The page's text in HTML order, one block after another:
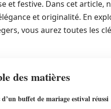
et festive. Dans cet
et originalité. En
vous aurez toutes les
des matières
d’un buffet de mariage estival réussi